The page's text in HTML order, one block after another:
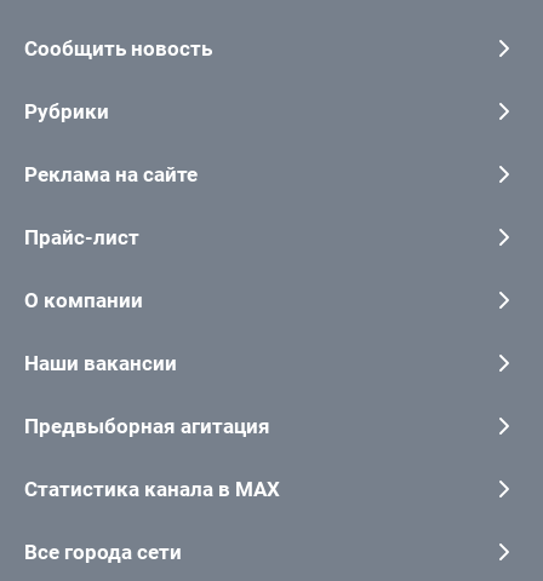
Сообщить новость
Рубрики
Реклама на сайте
Прайс-лист
О компании
Наши вакансии
Предвыборная агитация
Статистика канала в MAX
Все города сети